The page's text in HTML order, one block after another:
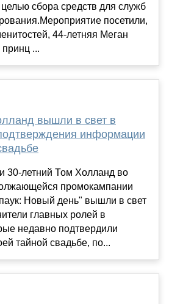
сбора средств для служб
посетили,
44-летняя Меган
...
вышли в свет в
информации
30-летний Том Холланд во
промокампании
Новый день" вышли в свет
главных ролей в
недавно подтвердили
тайной свадьбе, по...